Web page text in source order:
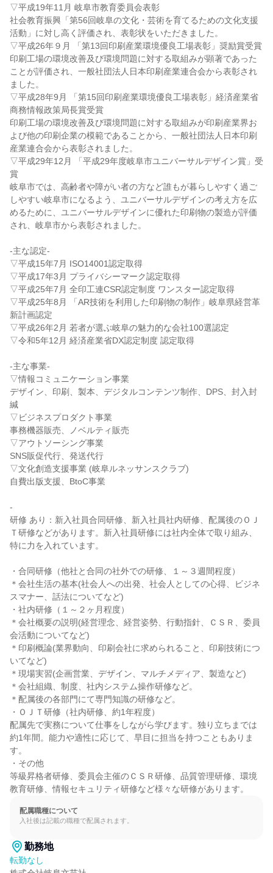
▽平成19年11月 岐阜市教育委員会表彰
社会教育振興「第56回岐阜の文化・芸術を育てるための文化支援
活動」に対し高く評価され、表彰状をいただきました。
▽平成26年９月 「第13回印刷産業環境優良工場表彰」奨励賞受賞
印刷工場の環境改善及び環境問題に対する取組みが顕著であった
ことが評価され、一般社団法人日本印刷産業連合会から表彰され
ました。
▽平成28年9月 「第15回印刷産業環境優良工場表彰」経済産業省
商務情報政策局長賞受賞
印刷工場の環境改善及び環境問題に対する取組みが印刷産業界お
よび他の印刷企業の模範であることから、一般社団法人日本印刷
産業連合会から表彰されました。
▽平成29年12月 「平成29年度岐阜市ユニバーサルデザイン賞」受
賞
岐阜市では、高齢者や障がい者の方など誰もが暮らしやすく過ご
しやすい岐阜市になるよう、ユニバーサルデザインの考え方を広
めるために、ユニバーサルデザインに優れた印刷物の製造が評価
され、岐阜市から表彰されました。
-主な認定-
▽平成15年7月 ISO14001認定取得
▽平成17年3月 プライバシーマーク認定取得
▽平成25年7月 全印工連CSR認定制度 ワンスター認定取得
▽平成25年8月 「AR技術を利用した印刷物の制作」岐阜県経営革
新計画認定
▽平成26年2月 若者が選ぶ岐阜の魅力的な会社100選認定
▽令和5年12月 経済産業省DX認定制度 認定取得
-主な事業-
▽情報コミュニケーション事業
デザイン、印刷、製本、デジタルコンテンツ制作、DPS、封入封
緘
▽ビジネスプロダクト事業
事務機器販売、ノベルティ販売
▽アウトソーシング事業
SNS販促代行、発送代行
▽文化創造支援事業 (岐阜ルネッサンスクラブ)
自費出版支援、BtoC事業
-
研修 あり：新入社員合同研修、新入社員社内研修、配属後のＯＪ
Ｔ研修などがあります。新入社員研修には社内全体で取り組み、
特に力を入れています。
・合同研修（他社と合同の社外での研修、１～３週間程度）
＊会社生活の基本(社会人への出発、社会人としての心得、ビジネ
スマナー、話法についてなど)
・社内研修（１～２ヶ月程度）
＊会社概要の説明(経営理念、経営姿勢、行動指針、ＣＳＲ、委員
会活動についてなど)
＊印刷概論(業界動向、印刷会社に求められること、印刷技術につ
いてなど)
＊現場実習(企画営業、デザイン、マルチメディア、製造など)
＊会社組織、制度、社内システム操作研修など。
＊配属後の各部門にて専門知識の研修など。
・ＯＪＴ研修（社内研修、約1年程度）
配属先で実務について仕事をしながら学びます。独り立ちまでは
約1年間。能力や適性に応じて、早目に担当を持つこともありま
す。
・その他
等級昇格者研修、委員会主催のＣＳＲ研修、品質管理研修、環境
教育研修、情報セキュリティ研修など様々な研修があります。
配属職種について
入社後は記載の職種で配属されます。
勤務地
転勤なし